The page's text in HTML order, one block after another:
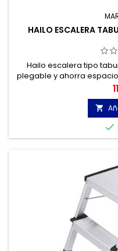
HAILO ESCALERA
Hailo escalera tipo
plegable y ahorra
se pliegue a sólo 7. 9.1
Escalera compacta y
armario

